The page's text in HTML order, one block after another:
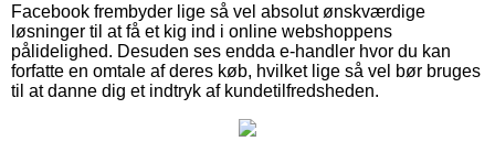
Facebook frembyder lige så vel absolut ønskværdige
løsninger til at få et kig ind i online webshoppens
pålidelighed. Desuden ses endda e-handler hvor du kan
forfatte en omtale af deres køb, hvilket lige så vel bør bruges
til at danne dig et indtryk af kundetilfredsheden.